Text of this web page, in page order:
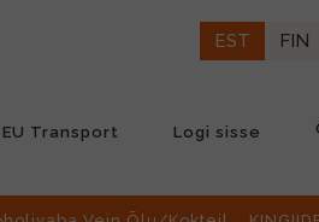
EST FIN
EU Transport Logi sisse